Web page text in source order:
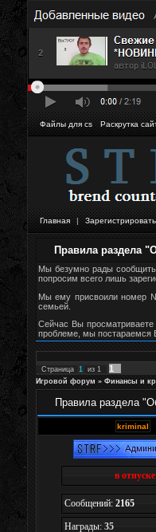
Файлы для cs Раскрутка
Главная |
Правила раздела
Мы безумно рады
попросим всего лишь
Мы ему присвоили номер
семьей.
Сейчас Вы
проблеме, мы постараемся
Страница 1 из 1 1
Игровой форум » Финансы и
Правила раздела
kriminal
в отпуске
Сообщений: 2165
Награды: 35